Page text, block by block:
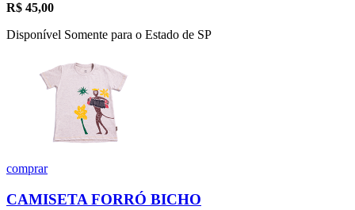
R$ 45,00
Disponível Somente para o Estado de SP
comprar
CAMISETA FORRÓ BICHO